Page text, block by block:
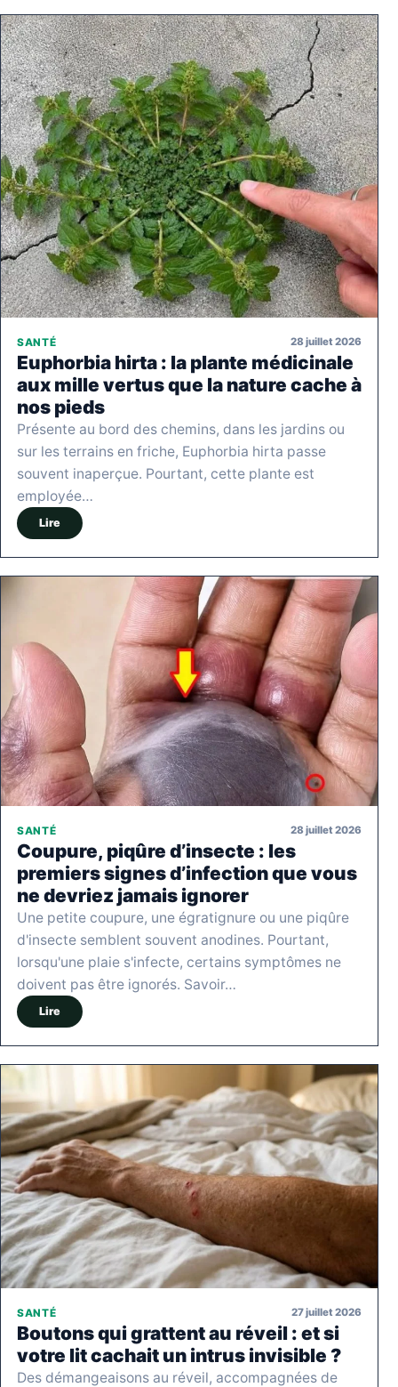
SANTÉ 28 juillet 2026
Euphorbia hirta : la plante médicinale
aux mille vertus que la nature cache à
nos pieds
Présente au bord des chemins, dans les jardins ou
sur les terrains en friche, Euphorbia hirta passe
souvent inaperçue. Pourtant, cette plante est
employée…
Lire
SANTÉ 28 juillet 2026
Coupure, piqûre d’insecte : les
premiers signes d’infection que vous
ne devriez jamais ignorer
Une petite coupure, une égratignure ou une piqûre
d'insecte semblent souvent anodines. Pourtant,
lorsqu'une plaie s'infecte, certains symptômes ne
doivent pas être ignorés. Savoir…
Lire
SANTÉ 27 juillet 2026
Boutons qui grattent au réveil : et si
votre lit cachait un intrus invisible ?
Des démangeaisons au réveil, accompagnées de